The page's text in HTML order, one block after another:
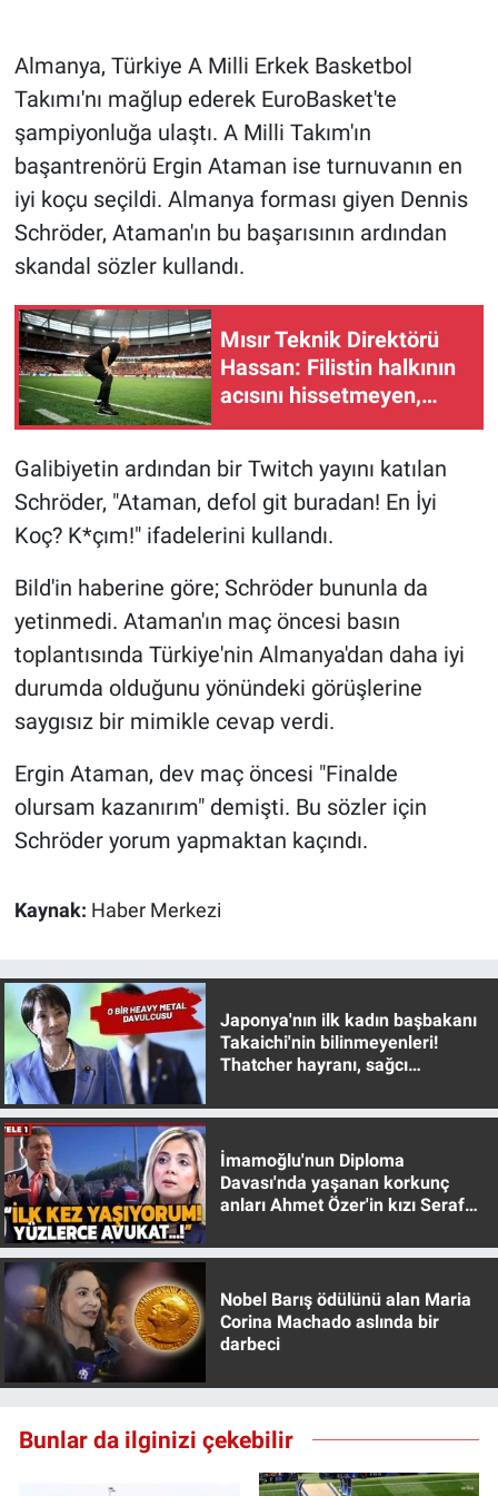
Almanya, Türkiye A Milli Erkek Basketbol
Takımı'nı mağlup ederek EuroBasket'te
şampiyonluğa ulaştı. A Milli Takım'ın
başantrenörü Ergin Ataman ise turnuvanın en
iyi koçu seçildi. Almanya forması giyen Dennis
Schröder, Ataman'ın bu başarısının ardından
skandal sözler kullandı.
Mısır Teknik Direktörü
Hassan: Filistin halkının
acısını hissetmeyen,
Galibiyetin ardından bir Twitch yayını katılan
Schröder, "Ataman, defol git buradan! En İyi
Koç? K*çım!" ifadelerini kullandı.
Bild'in haberine göre; Schröder bununla da
yetinmedi. Ataman'ın maç öncesi basın
toplantısında Türkiye'nin Almanya'dan daha iyi
durumda olduğunu yönündeki görüşlerine
saygısız bir mimikle cevap verdi.
Ergin Ataman, dev maç öncesi "Finalde
olursam kazanırım" demişti. Bu sözler için
Schröder yorum yapmaktan kaçındı.
Kaynak: Haber Merkezi
Japonya'nın ilk kadın başbakanı
Takaichi'nin bilinmeyenleri!
Thatcher hayranı, sağcı
İmamoğlu'nun Diploma
Davası'nda yaşanan korkunç
anları Ahmet Özer'in kızı Seraf
Nobel Barış ödülünü alan Maria
Corina Machado aslında bir
darbeci
Bunlar da ilginizi çekebilir
Gündem Özel
Günün görüntüsü
Haber
İlan
Kimdir
Koronavirüs
Kültür Sanat
Nedir
Programlar
Sağlık
Spor
Türkiye'nin Geleceği
Türkiye'nin Gündemi
Yerel Yaşam
Canlı Yayın